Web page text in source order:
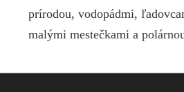
prírodou, vodopádmi,
malými mestečkami a